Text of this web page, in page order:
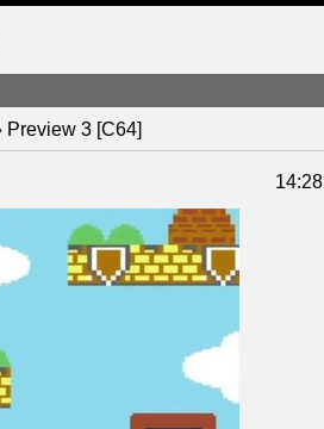
Preview 3 [C64]
14:28